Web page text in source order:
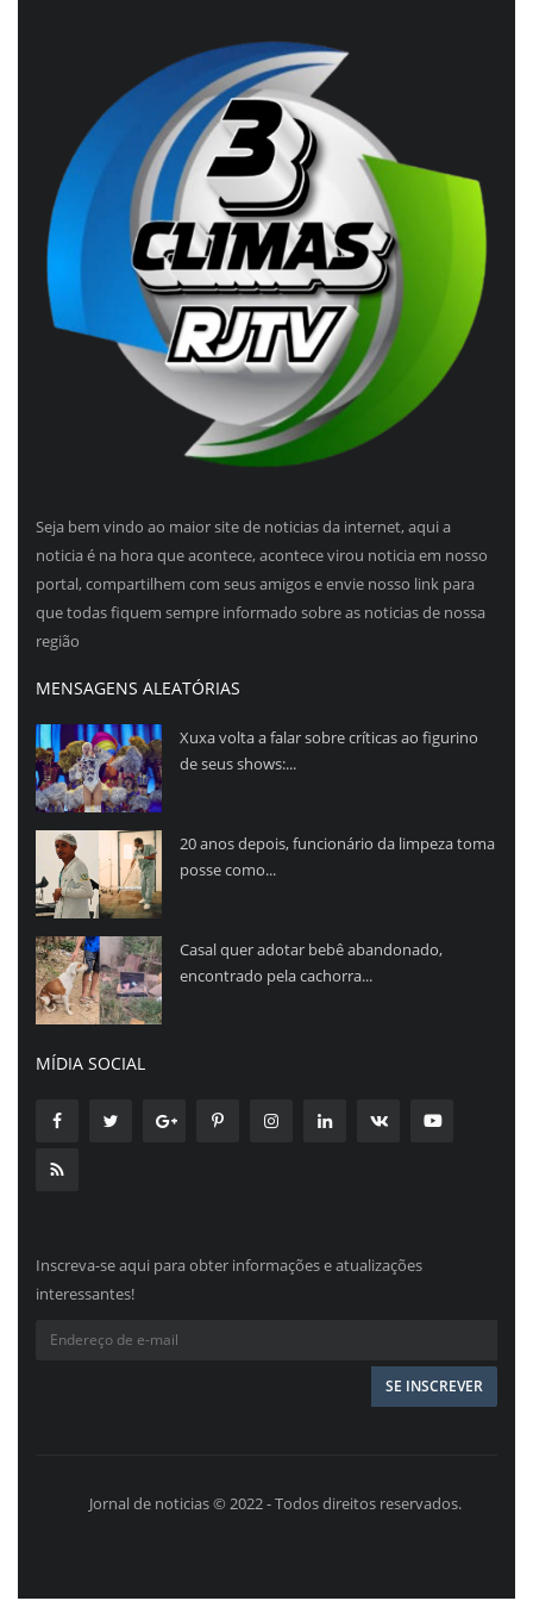
Seja bem vindo ao maior site de noticias da internet, aqui a
noticia é na hora que acontece, acontece virou noticia em nosso
portal, compartilhem com seus amigos e envie nosso link para
que todas fiquem sempre informado sobre as noticias de nossa
região
MENSAGENS ALEATÓRIAS
Xuxa volta a falar sobre críticas ao figurino
de seus shows:...
20 anos depois, funcionário da limpeza toma
posse como...
Casal quer adotar bebê abandonado,
encontrado pela cachorra...
MÍDIA SOCIAL
Inscreva-se aqui para obter informações e atualizações
interessantes!
Jornal de noticias © 2022 - Todos direitos reservados.